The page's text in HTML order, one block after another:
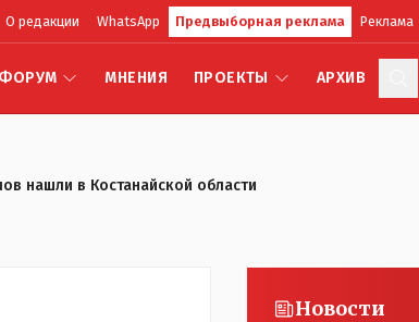
О редакции WhatsApp Предвыборная реклама Реклама
ФОРУМ МНЕНИЯ ПРОЕКТЫ АРХИВ
нашли в Костанайской области
Новости